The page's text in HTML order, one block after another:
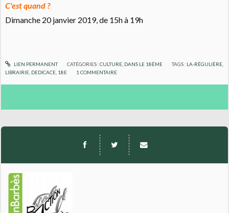
C'est quand ?
Dimanche 20 janvier 2019, de 15h à 19h
LIEN PERMANENT CATÉGORIES :CULTURE, DANS LE 18ÈME TAGS : LA-RÉGULIÈRE
LIBRAIRIE DEDICACE 18E 1 COMMENTAIRE